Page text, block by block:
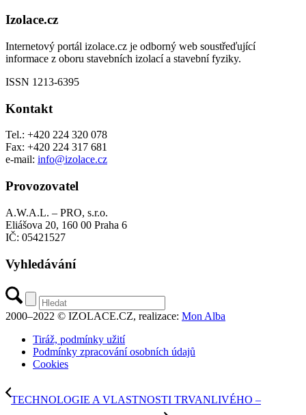
Izolace.cz
Internetový portál izolace.cz je odborný web soustřeďující
informace z oboru stavebních izolací a stavební fyziky.
ISSN 1213-6395
Kontakt
Tel.: +420 224 320 078
Fax: +420 224 317 681
e-mail: info@izolace.cz
Provozovatel
A.W.A.L. – PRO, s.r.o.
Eliášova 20, 160 00 Praha 6
IČ: 05421527
Vyhledávání
2000–2022 © IZOLACE.CZ, realizace: Mon Alba
Tiráž, podmínky užití
Podmínky zpracování osobních údajů
Cookies
TECHNOLOGIE A VLASTNOSTI TRVANLIVÉHO –